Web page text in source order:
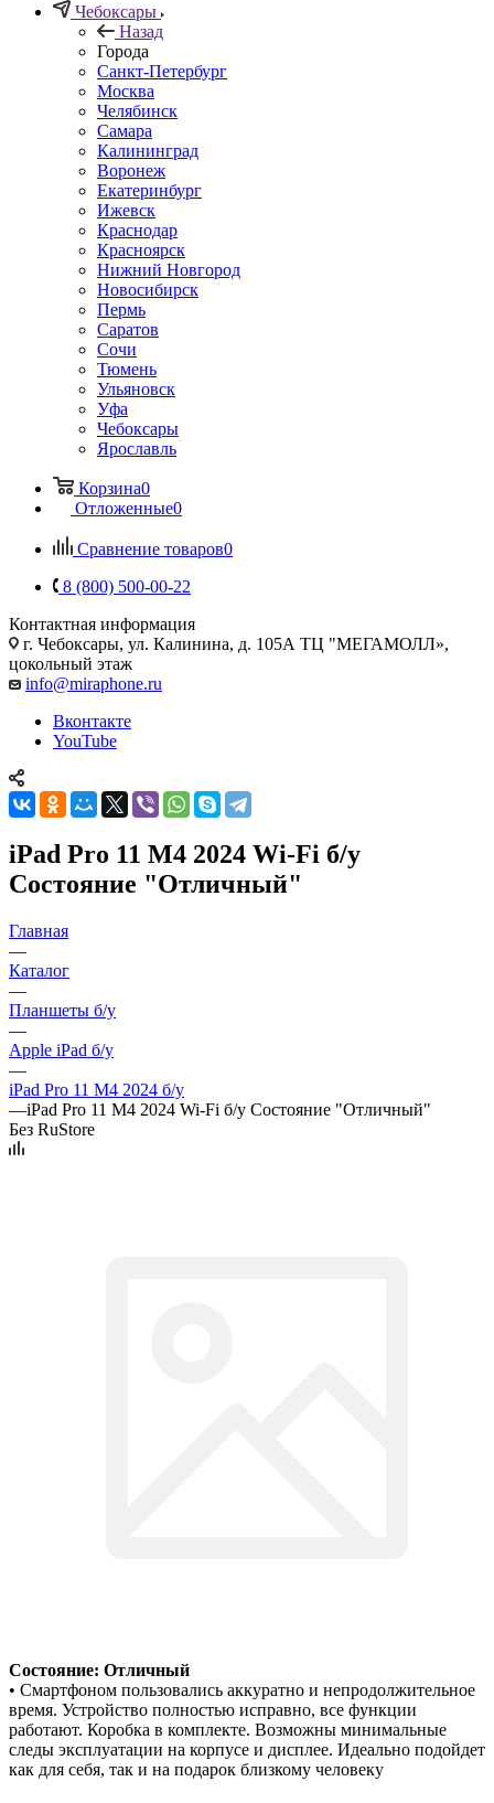
Чебоксары
Назад
Города
Санкт-Петербург
Москва
Челябинск
Самара
Калининград
Воронеж
Екатеринбург
Ижевск
Краснодар
Красноярск
Нижний Новгород
Новосибирск
Пермь
Саратов
Сочи
Тюмень
Ульяновск
Уфа
Чебоксары
Ярославль
Корзина0
Отложенные0
Сравнение товаров0
8 (800) 500-00-22
Контактная информация
г. Чебоксары, ул. Калинина, д. 105А ТЦ "МЕГАМОЛЛ»,
цокольный этаж
info@miraphone.ru
Вконтакте
YouTube
iPad Pro 11 M4 2024 Wi-Fi б/у
Состояние "Отличный"
Главная
—
Каталог
—
Планшеты б/у
—
Apple iPad б/у
—
iPad Pro 11 M4 2024 б/у
—iPad Pro 11 M4 2024 Wi-Fi б/у Состояние "Отличный"
Без RuStore
Состояние: Отличный
• Смартфоном пользовались аккуратно и непродолжительное
время. Устройство полностью исправно, все функции
работают. Коробка в комплекте. Возможны минимальные
следы эксплуатации на корпусе и дисплее. Идеально подойдет
как для себя, так и на подарок близкому человеку